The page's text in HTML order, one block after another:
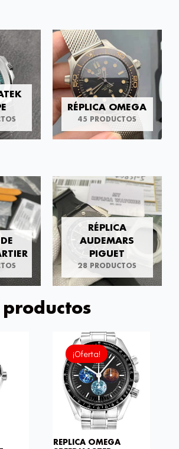
RÉPLICA OMEGA
45 PRODUCTOS
RÉPLICA
AUDEMARS
PIGUET
28 PRODUCTOS
¡Oferta!
REPLICA OMEGA
El
precio
original
era:
£301.00.